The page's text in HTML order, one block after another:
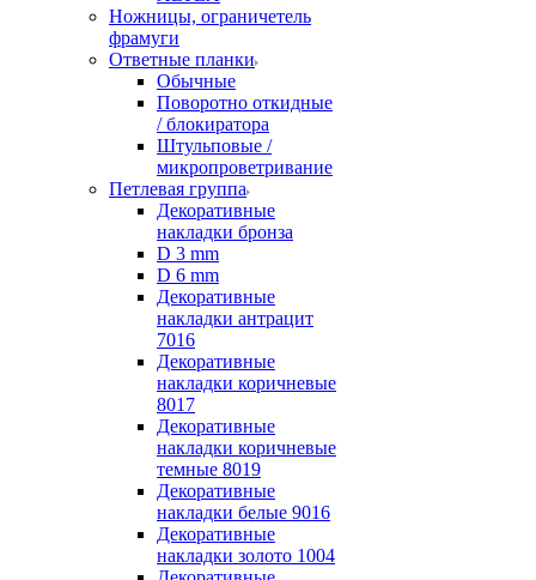
Ножницы, ограничетель
фрамуги
Ответные планки
Обычные
Поворотно откидные
/ блокиратора
Штульповые /
микропроветривание
Петлевая группа
Декоративные
накладки бронза
D 3 mm
D 6 mm
Декоративные
накладки антрацит
7016
Декоративные
накладки коричневые
8017
Декоративные
накладки коричневые
темные 8019
Декоративные
накладки белые 9016
Декоративные
накладки золото 1004